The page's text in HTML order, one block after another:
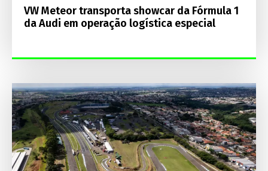
VW Meteor transporta showcar da Fórmula 1
da Audi em operação logística especial